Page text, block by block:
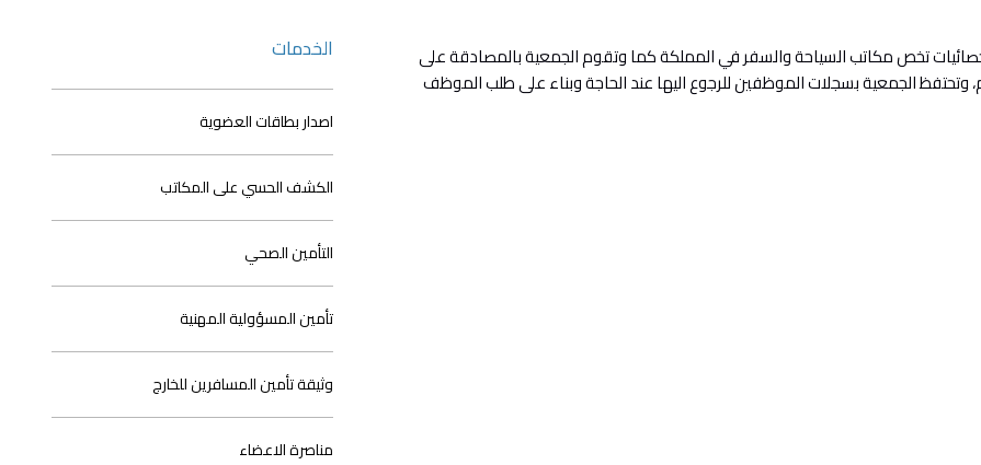
تخص مكاتب السياحة والسفر في المملكة كما وتقوم الجمعية بالمصادقة على
الجمعية بسجلات الموظفين للرجوع اليها عند الحاجة وبناء على طلب الموظف
الخدمات
اصدار بطاقات العضوية
الكشف الحسي على المكاتب
التأمين الصحي
تأمين المسؤولية المهنية
وثيقة تأمين المسافرين للخارج
مناصرة الاعضاء